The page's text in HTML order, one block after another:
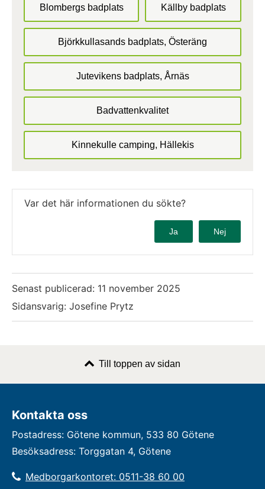
Blombergs badplats Källby badplats
Björkkullasands badplats, Österäng
Jutevikens badplats, Årnäs
Badvattenkvalitet
Kinnekulle camping, Hällekis
Var det här informationen du sökte?
Ja Nej
Senast publicerad: 11 november 2025
Sidansvarig: Josefine Prytz
Till toppen av sidan
Kontakta oss
Postadress: Götene kommun, 533 80 Götene
Besöksadress: Torggatan 4, Götene
Medborgarkontoret: 0511-38 60 00